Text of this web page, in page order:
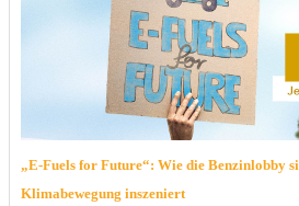
„E-Fuels for Future“: Wie die Benzinlobby
Klimabewegung inszeniert